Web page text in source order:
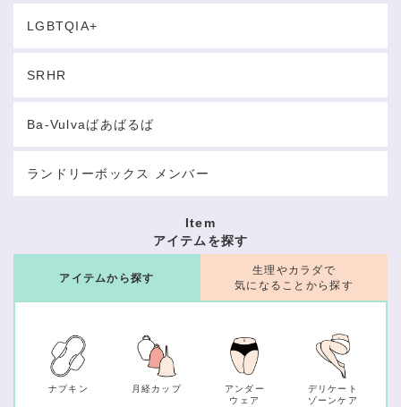
LGBTQIA+
SRHR
Ba-Vulvaばあばるば
ランドリーボックス メンバー
Item
アイテムを探す
アイテムから探す
ナプキン 月経カップ
アンダー
ウェア
デリケート
ゾーンケア
生理やカラダで
気になることから探す